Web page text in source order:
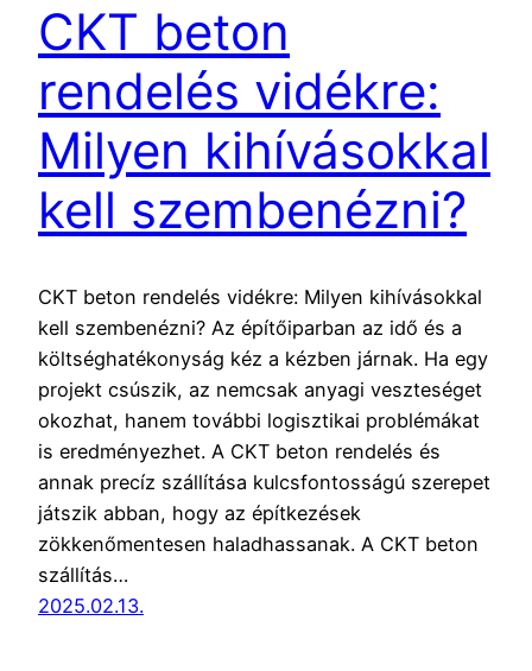
CKT beton
rendelés vidékre:
Milyen kihívásokkal
kell szembenézni?
CKT beton rendelés vidékre: Milyen kihívásokkal
kell szembenézni? Az építőiparban az idő és a
költséghatékonyság kéz a kézben járnak. Ha egy
projekt csúszik, az nemcsak anyagi veszteséget
okozhat, hanem további logisztikai problémákat
is eredményezhet. A CKT beton rendelés és
annak precíz szállítása kulcsfontosságú szerepet
játszik abban, hogy az építkezések
zökkenőmentesen haladhassanak. A CKT beton
szállítás…
2025.02.13.